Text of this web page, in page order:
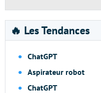
🔥 Les Tendances
ChatGPT
Aspirateur robot
ChatGPT